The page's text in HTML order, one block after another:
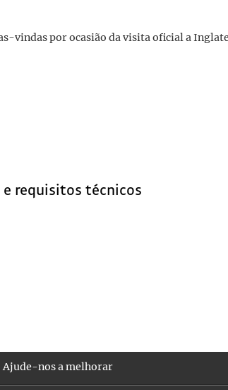
vindas por ocasião da visita oficial a
requisitos técnicos
Ajude-nos a melhorar